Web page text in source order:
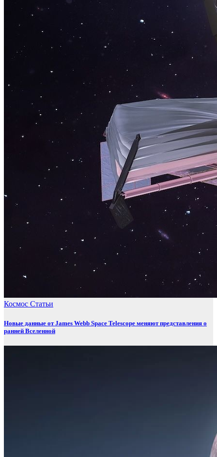
Космос Статьи
Новые данные от James Webb Space Telescope меняют представления о
ранней Вселенной